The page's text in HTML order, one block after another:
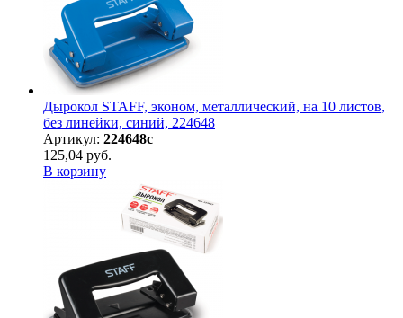
Дырокол STAFF, эконом, металлический, на 10 листов,
без линейки, синий, 224648
Артикул: 224648с
125,04 руб.
В корзину